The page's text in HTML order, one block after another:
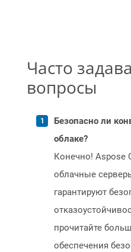
Часто
вопросы
Безопасно ли
облаке?
Конечно! Aspose
облачные
гарантируют
прочитайте
обеспечения